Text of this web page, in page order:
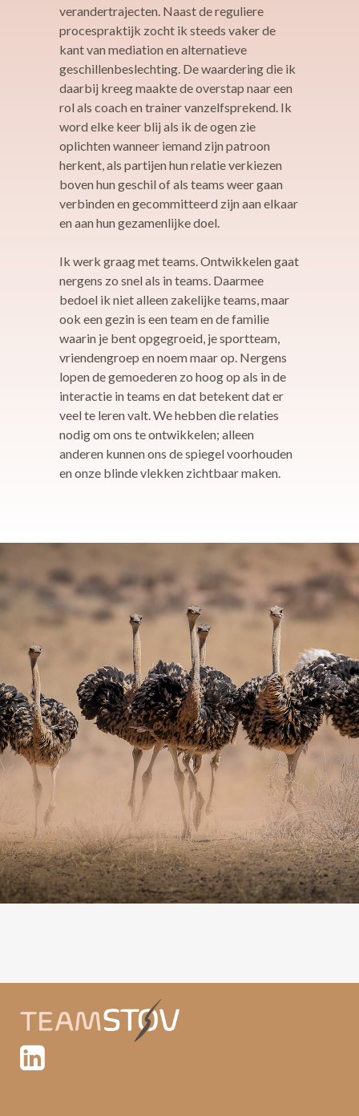
verandertrajecten. Naast de reguliere
procespraktijk zocht ik steeds vaker de
kant van mediation en alternatieve
geschillenbeslechting. De waardering die ik
daarbij kreeg maakte de overstap naar een
rol als coach en trainer vanzelfsprekend. Ik
word elke keer blij als ik de ogen zie
oplichten wanneer iemand zijn patroon
herkent, als partijen hun relatie verkiezen
boven hun geschil of als teams weer gaan
verbinden en gecommitteerd zijn aan elkaar
en aan hun gezamenlijke doel.
Ik werk graag met teams. Ontwikkelen gaat
nergens zo snel als in teams. Daarmee
bedoel ik niet alleen zakelijke teams, maar
ook een gezin is een team en de familie
waarin je bent opgegroeid, je sportteam,
vriendengroep en noem maar op. Nergens
lopen de gemoederen zo hoog op als in de
interactie in teams en dat betekent dat er
veel te leren valt. We hebben die relaties
nodig om ons te ontwikkelen; alleen
anderen kunnen ons de spiegel voorhouden
en onze blinde vlekken zichtbaar maken.